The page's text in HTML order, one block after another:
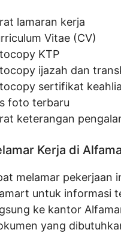
lamaran kerja
Vitae (CV)
KTP
ijazah dan
sertifikat
foto terbaru
keterangan
Kerja di
melamar pekerjaan
untuk informasi
ke kantor
yang